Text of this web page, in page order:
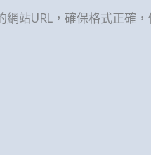
站URL，確保格式正確